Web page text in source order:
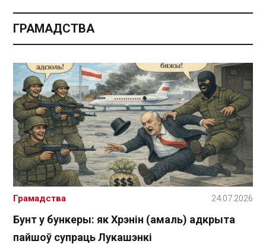
ГРАМАДСТВА
Бунт у бункеры: як Хрэнін (амаль) адкрыта
пайшоў супраць Лукашэнкі
Грамадства 24.07.2026